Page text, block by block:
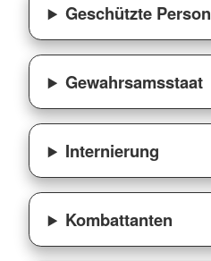
Geschützte Person
Gewahrsamsstaat
Internierung
Kombattanten